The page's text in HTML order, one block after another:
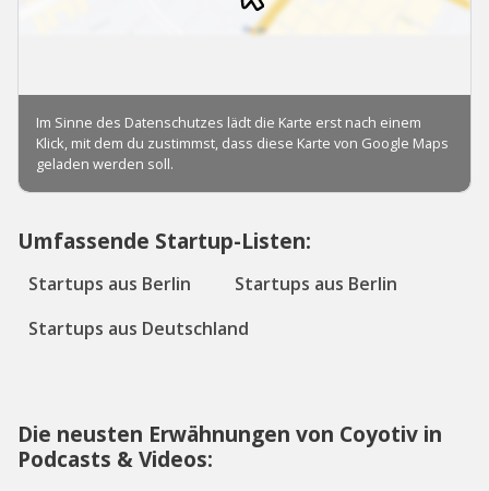
Umfassende Startup-Listen:
Startups aus Berlin
Startups aus Berlin
Startups aus Deutschland
Die neusten Erwähnungen von Coyotiv in
Podcasts & Videos: